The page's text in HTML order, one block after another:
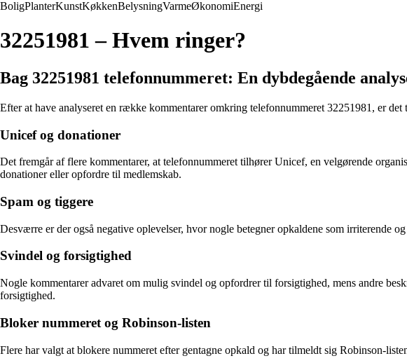
BoligPlanterKunstKøkkenBelysningVarmeØkonomiEnergi
32251981 – Hvem ringer?
Bag 32251981 telefonnummeret: En dybdegående
Efter at have analyseret en række kommentarer omkring telefonnummeret 32251981, er
Unicef og donationer
Det fremgår af flere kommentarer, at telefonnummeret tilhører Unicef, en velgørende
donationer eller opfordre til medlemskab.
Spam og tiggere
Desværre er der også negative oplevelser, hvor nogle betegner opkaldene som irriterende
Svindel og forsigtighed
Nogle kommentarer advaret om mulig svindel og opfordrer til forsigtighed, mens andre
forsigtighed.
Bloker nummeret og Robinson-listen
Flere har valgt at blokere nummeret efter gentagne opkald og har tilmeldt sig Robinson-